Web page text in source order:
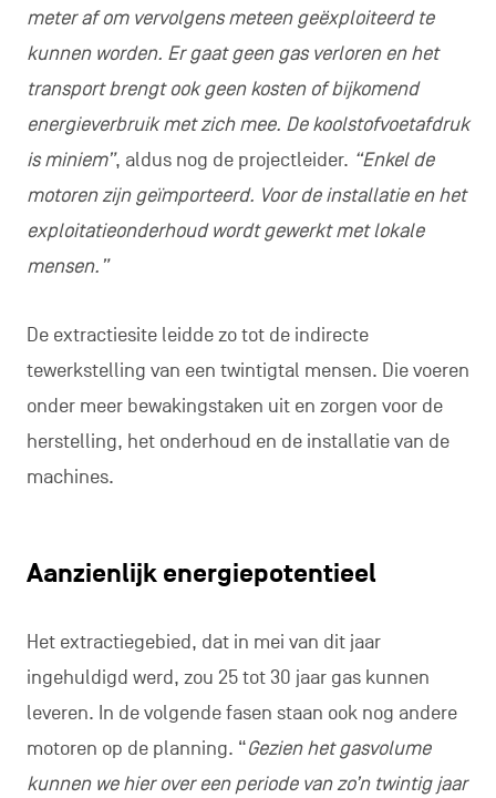
meter af om vervolgens meteen geëxploiteerd te
kunnen worden. Er gaat geen gas verloren en het
transport brengt ook geen kosten of bijkomend
energieverbruik met zich mee. De koolstofvoetafdruk
is miniem”, aldus nog de projectleider. “Enkel de
motoren zijn geïmporteerd. Voor de installatie en het
exploitatieonderhoud wordt gewerkt met lokale
mensen.”
De extractiesite leidde zo tot de indirecte
tewerkstelling van een twintigtal mensen. Die voeren
onder meer bewakingstaken uit en zorgen voor de
herstelling, het onderhoud en de installatie van de
machines.
Aanzienlijk energiepotentieel
Het extractiegebied, dat in mei van dit jaar
ingehuldigd werd, zou 25 tot 30 jaar gas kunnen
leveren. In de volgende fasen staan ook nog andere
motoren op de planning. “Gezien het gasvolume
kunnen we hier over een periode van zo’n twintig jaar